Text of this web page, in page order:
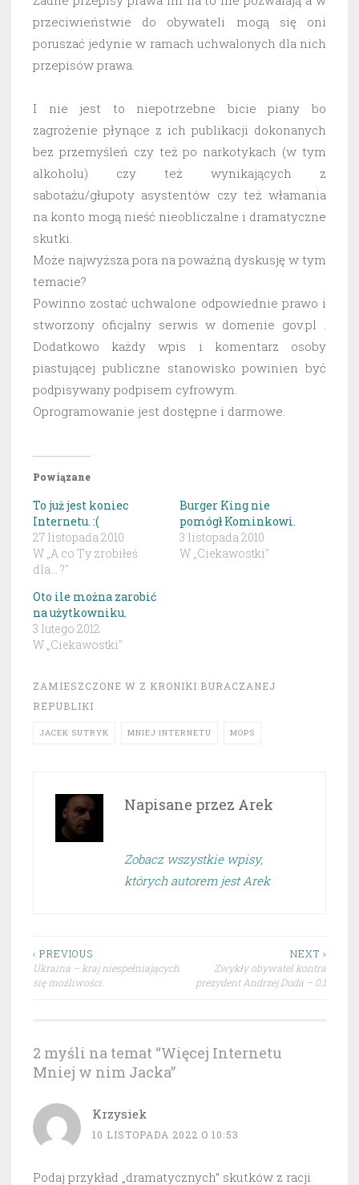
przeciwieństwie do obywateli mogą się oni
poruszać jedynie w ramach uchwalonych dla nich
przepisów prawa.
I nie jest to niepotrzebne bicie piany bo
zagrożenie płynące z ich publikacji dokonanych
bez przemyśleń czy też po narkotykach (w tym
alkoholu) czy też wynikających z
sabotażu/głupoty asystentów czy też włamania
na konto mogą nieść nieobliczalne i dramatyczne
skutki.
Może najwyższa pora na poważną dyskusję w tym
temacie?
Powinno zostać uchwalone odpowiednie prawo i
stworzony oficjalny serwis w domenie gov.pl .
Dodatkowo każdy wpis i komentarz osoby
piastującej publiczne stanowisko powinien być
podpisywany podpisem cyfrowym.
Oprogramowanie jest dostępne i darmowe.
Powiązane
To już jest koniec
Internetu. :(
27 listopada 2010
W „A co Ty zrobiłeś
dla... ?"
Burger King nie
pomógł Kominkowi.
3 listopada 2010
W „Ciekawostki"
Oto ile można zarobić
na użytkowniku.
3 lutego 2012
W „Ciekawostki"
ZAMIESZCZONE W Z KRONIKI BURACZANEJ
REPUBLIKI
JACEK SUTRYK MNIEJ INTERNETU MOPS
Napisane przez Arek
Zobacz wszystkie wpisy,
których autorem jest Arek
Nawigacja
wpisu
‹ PREVIOUS
Ukraina – kraj niespełniających
się możliwości.
NEXT ›
Zwykły obywatel kontra
prezydent Andrzej Duda – 0:1
2 myśli na temat “Więcej Internetu
Mniej w nim Jacka”
Krzysiek
10 LISTOPADA 2022 O 10:53
Podaj przykład „dramatycznych” skutków z racji